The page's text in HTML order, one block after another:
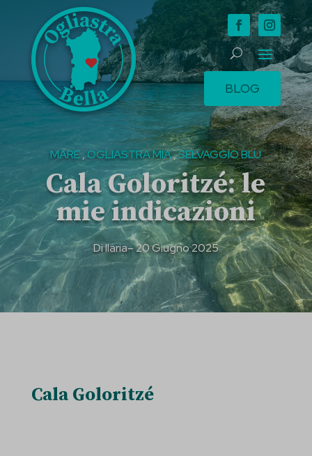
BLOG
MARE,OGLIASTRA MIA,SELVAGGIO BLU
Cala Goloritzé: le
mie indicazioni
DiIlaria– 20 Giugno 2025
Cala Goloritzé